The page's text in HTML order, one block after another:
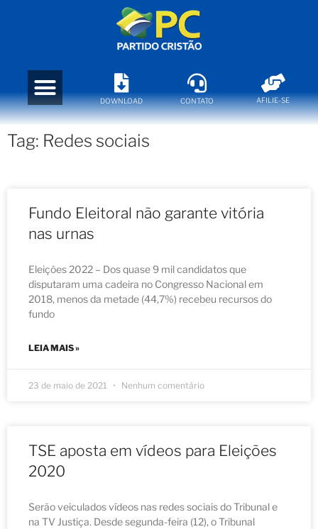
DOWNLOAD CONTATO AFILIE-SE
Tag: Redes sociais
Fundo Eleitoral não garante vitória
nas urnas
Eleições 2022 – Dos quase 9 mil candidatos que
disputaram uma cadeira no Congresso Nacional em
2018, menos da metade (44,7%) recebeu recursos do
fundo
LEIA MAIS »
23 de maio de 2021 Nenhum comentário
TSE aposta em vídeos para Eleições
2020
Serão veiculados vídeos nas redes sociais do Tribunal e
na TV Justiça. Desde segunda-feira (12), o Tribunal